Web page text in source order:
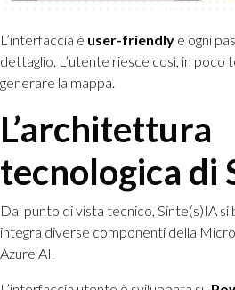
L’interfaccia è user-friendly e ogni
dettaglio. L’utente riesce così, in poco
generare la mappa.
L’architettura
tecnologica di
Dal punto di vista tecnico, Sinte(s)IA si
integra diverse componenti della
Azure AI.